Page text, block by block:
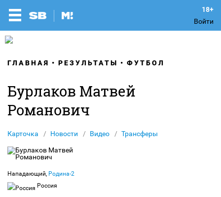
Войти
ГЛАВНАЯ РЕЗУЛЬТАТЫ ФУТБОЛ
Бурлаков Матвей
Романович
Карточка Новости Видео Трансферы
Нападающий, Родина-2
Россия